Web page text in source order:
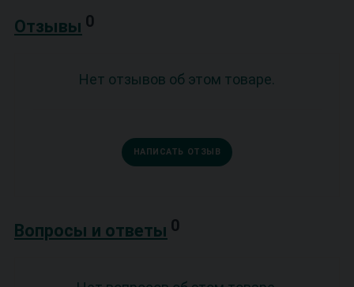
Отзывы 0
Нет отзывов об этом товаре.
НАПИСАТЬ ОТЗЫВ
Вопросы и ответы 0